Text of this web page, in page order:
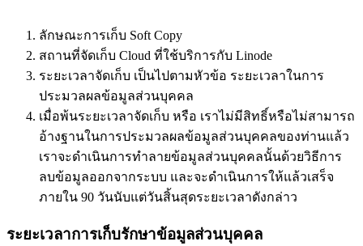
ลักษณะการเก็บ Soft Copy
สถานที่จัดเก็บ Cloud ที่ใช้บริการกับ Linode
ระยะเวลาจัดเก็บ เป็นไปตามหัวข้อ ระยะเวลาในการ
ประมวลผลข้อมูลส่วนบุคคล
เมื่อพ้นระยะเวลาจัดเก็บ หรือ เราไม่มีสิทธิ์หรือไม่สามารถ
อ้างฐานในการประมวลผลข้อมูลส่วนบุคคลของท่านแล้ว
เราจะดำเนินการทำลายข้อมูลส่วนบุคคลนั้นด้วยวิธีการ
ลบข้อมูลออกจากระบบ และจะดำเนินการให้แล้วเสร็จ
ภายใน 90 วันนับแต่วันสิ้นสุดระยะเวลาดังกล่าว
ระยะเวลาการเก็บรักษาข้อมูลส่วนบุคคล